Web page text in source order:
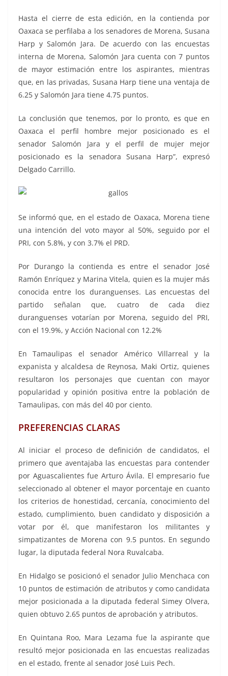
Hasta el cierre de esta edición, en la contienda por
Oaxaca se perfilaba a los senadores de Morena, Susana
Harp y Salomón Jara. De acuerdo con las encuestas
interna de Morena, Salomón Jara cuenta con 7 puntos
de mayor estimación entre los aspirantes, mientras
que, en las privadas, Susana Harp tiene una ventaja de
6.25 y Salomón Jara tiene 4.75 puntos.
La conclusión que tenemos, por lo pronto, es que en
Oaxaca el perfil hombre mejor posicionado es el
senador Salomón Jara y el perfil de mujer mejor
posicionado es la senadora Susana Harp”, expresó
Delgado Carrillo.
Se informó que, en el estado de Oaxaca, Morena tiene
una intención del voto mayor al 50%, seguido por el
PRI, con 5.8%, y con 3.7% el PRD.
Por Durango la contienda es entre el senador José
Ramón Enríquez y Marina Vitela, quien es la mujer más
conocida entre los duranguenses. Las encuestas del
partido señalan que, cuatro de cada diez
duranguenses votarían por Morena, seguido del PRI,
con el 19.9%, y Acción Nacional con 12.2%
En Tamaulipas el senador Américo Villarreal y la
expanista y alcaldesa de Reynosa, Maki Ortiz, quienes
resultaron los personajes que cuentan con mayor
popularidad y opinión positiva entre la población de
Tamaulipas, con más del 40 por ciento.
PREFERENCIAS CLARAS
Al iniciar el proceso de definición de candidatos, el
primero que aventajaba las encuestas para contender
por Aguascalientes fue Arturo Ávila. El empresario fue
seleccionado al obtener el mayor porcentaje en cuanto
los criterios de honestidad, cercanía, conocimiento del
estado, cumplimiento, buen candidato y disposición a
votar por él, que manifestaron los militantes y
simpatizantes de Morena con 9.5 puntos. En segundo
lugar, la diputada federal Nora Ruvalcaba.
En Hidalgo se posicionó el senador Julio Menchaca con
10 puntos de estimación de atributos y como candidata
mejor posicionada a la diputada federal Simey Olvera,
quien obtuvo 2.65 puntos de aprobación y atributos.
En Quintana Roo, Mara Lezama fue la aspirante que
resultó mejor posicionada en las encuestas realizadas
en el estado, frente al senador José Luis Pech.